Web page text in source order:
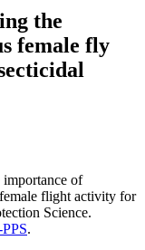
the
female fly
importance of
flight activity for
Science.
.